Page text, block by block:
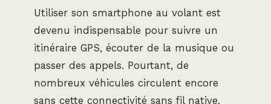
Utiliser son smartphone au volant est
devenu indispensable pour suivre un
itinéraire GPS, écouter de la musique ou
passer des appels. Pourtant, de
nombreux véhicules circulent encore
sans cette connectivité sans fil native.